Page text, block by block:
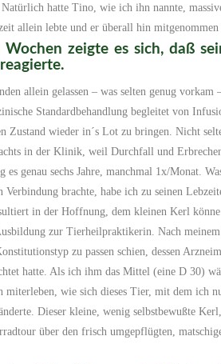
hatte Tino, wie ich ihn nannte,
allein lebte und er überall hin mitgenommen
zeigte es sich, daß
allein gelassen – was selten genug vorkam
Standardbehandlung begleitet von
Zustand wieder in´s Lot zu bringen. Nicht
in der Klinik, weil Durchfall und
es genau sechs Jahre, manchmal 1x/Monat.
brachte, habe ich zu seinen
in der Hoffnung, dem kleinen Kerl
zur Tierheilpraktikerin. Nach
zu passen schien, dessen
hatte. Als ich ihm das Mittel (eine D 30)
wie sich dieses Tier, mit dem ich
Dieser kleine, wenig selbstbewußte
über den frisch umgepflügten,